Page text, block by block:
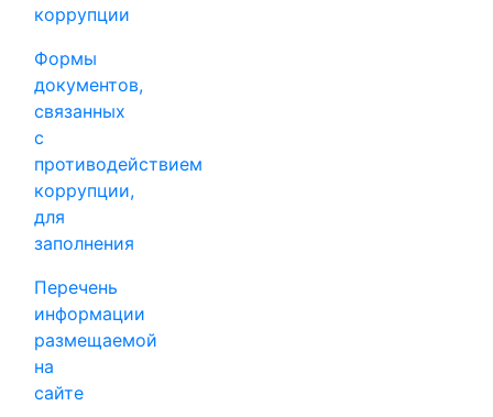
коррупции
Формы
документов,
связанных
с
противодействием
коррупции,
для
заполнения
Перечень
информации
размещаемой
на
сайте